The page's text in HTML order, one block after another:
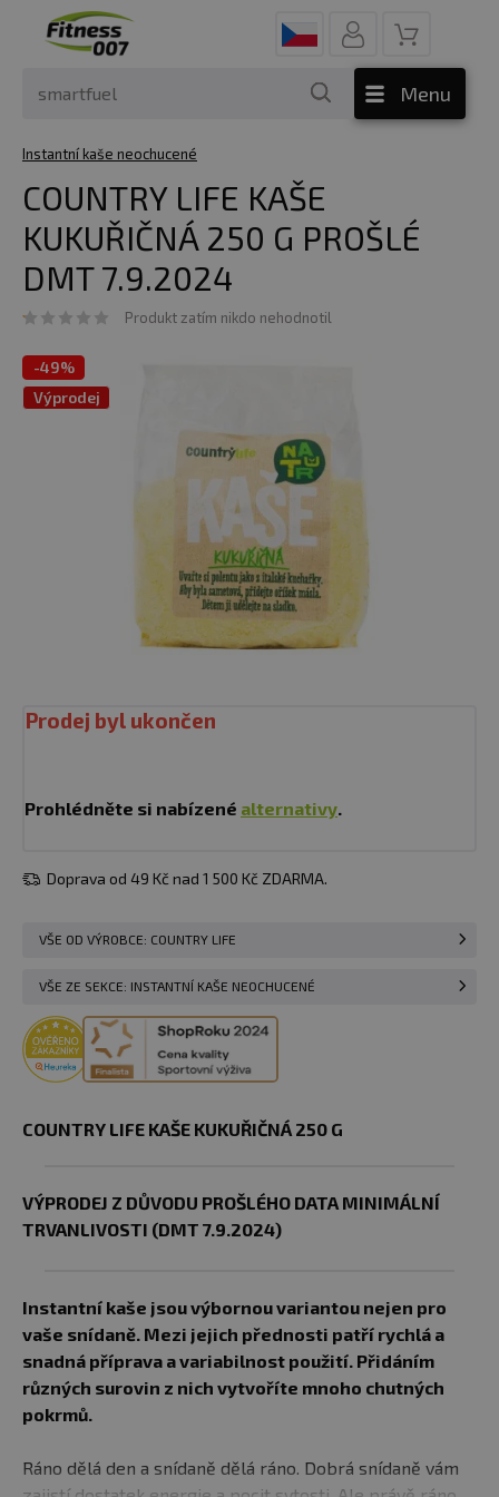
Menu
Instantní kaše neochucené
COUNTRY LIFE KAŠE
KUKUŘIČNÁ 250 G PROŠLÉ
DMT 7.9.2024
Produkt zatím nikdo nehodnotil
-49%
Výprodej
Prodej byl ukončen
Prohlédněte si nabízené alternativy.
Doprava od 49 Kč nad 1 500 Kč ZDARMA.
VŠE OD VÝROBCE: COUNTRY LIFE
VŠE ZE SEKCE: INSTANTNÍ KAŠE NEOCHUCENÉ
COUNTRY LIFE KAŠE KUKUŘIČNÁ 250 G
VÝPRODEJ Z DŮVODU PROŠLÉHO DATA MINIMÁLNÍ
TRVANLIVOSTI (DMT 7.9.2024)
Instantní kaše jsou výbornou variantou nejen pro
vaše snídaně. Mezi jejich přednosti patří rychlá a
snadná příprava a variabilnost použití. Přidáním
různých surovin z nich vytvoříte mnoho chutných
pokrmů.
Ráno dělá den a snídaně dělá ráno. Dobrá snídaně vám